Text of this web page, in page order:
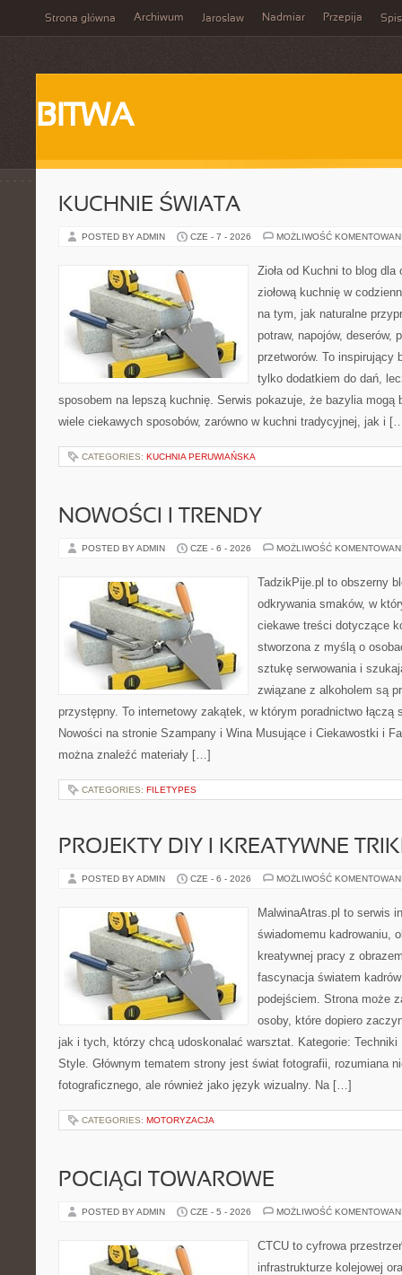
Strona główna Archiwum Jarosław Nadmiar Przepija
BITWA
KUCHNIE ŚWIATA
POSTED BY ADMIN CZE - 7 - 2026 MOŻLIWOŚĆ
Zioła od Kuchni to blog dla
ziołową kuchnię w
na tym, jak naturalne
potraw, napojów, deserów,
przetworów. To inspirujący
tylko dodatkiem do dań,
sposobem na lepszą kuchnię. Serwis pokazuje, że bazylia mogą
wiele ciekawych sposobów, zarówno w kuchni tradycyjnej, jak i
CATEGORIES: KUCHNIA PERUWIAŃSKA
NOWOŚCI I TRENDY
POSTED BY ADMIN CZE - 6 - 2026 MOŻLIWOŚĆ
TadzikPije.pl to obszerny
odkrywania smaków, w
ciekawe treści dotyczące
stworzona z myślą o
sztukę serwowania i
związane z alkoholem są
przystępny. To internetowy zakątek, w którym poradnictwo łączą
Nowości na stronie Szampany i Wina Musujące i Ciekawostki i
można znaleźć materiały […]
CATEGORIES: FILETYPES
PROJEKTY DIY I KREATYWNE
POSTED BY ADMIN CZE - 6 - 2026 MOŻLIWOŚĆ
MalwinaAtras.pl to serwis
świadomemu kadrowaniu,
kreatywnej pracy z
fascynacja światem
podejściem. Strona może
osoby, które dopiero
jak i tych, którzy chcą udoskonalać warsztat. Kategorie:
Style. Głównym tematem strony jest świat fotografii, rozumiana
fotograficznego, ale również jako język wizualny. Na […]
CATEGORIES: MOTORYZACJA
POCIĄGI TOWAROWE
POSTED BY ADMIN CZE - 5 - 2026 MOŻLIWOŚĆ
CTCU to cyfrowa
infrastrukturze kolejowej